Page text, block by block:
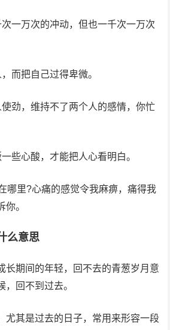
一万次的冲动，但也一千次一万次
而把自己过得卑微。
劲，维持不了两个人的感情，你忙
些心酸，才能把人心看明白。
哪里?心痛的感觉令我麻痹，痛得我
你。
么意思
长期间的年轻，回不去的青葱岁月意
，回不到过去。
尤其是过去的日子，常用来形容一段